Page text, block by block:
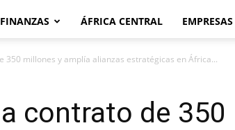
FINANZAS ÁFRICA CENTRAL EMPRESAS
350 millones y amplía alianzas estratégicas en África...
contrato de 350